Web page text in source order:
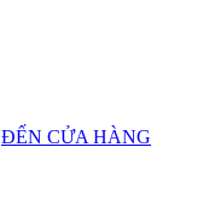
ĐẾN CỬA HÀNG